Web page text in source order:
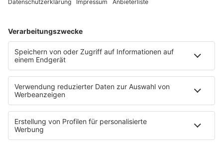
Ich hasse Sport
Sonntag Morgen
Strandbar
Putzfimmel
Deutschpop
Deutsche Liebeslieder
PODCASTS
Mit den Waffeln einer Frau